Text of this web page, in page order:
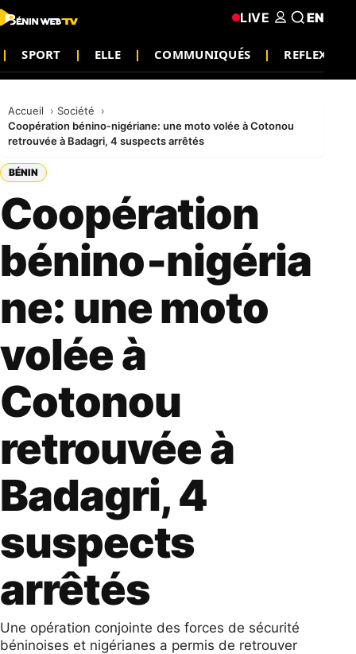
SPORT ELLE COMMUNIQUÉS REFLEXION
LIVE EN
Accueil
Société
Coopération bénino‑nigériane: une moto volée à Cotonou
retrouvée à Badagri, 4 suspects arrêtés
BÉNIN
Coopération
bénino‑nigéria
ne: une moto
volée à
Cotonou
retrouvée à
Badagri, 4
suspects
arrêtés
Une opération conjointe des forces de sécurité
béninoises et nigérianes a permis de retrouver